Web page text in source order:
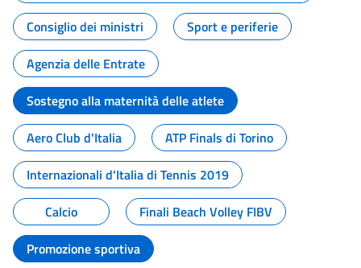
Consiglio dei ministri
Sport e periferie
Agenzia delle Entrate
Sostegno alla maternità delle atlete
Aero Club d'Italia
ATP Finals di Torino
Internazionali d'Italia di Tennis 2019
Calcio
Finali Beach Volley FIBV
Promozione sportiva